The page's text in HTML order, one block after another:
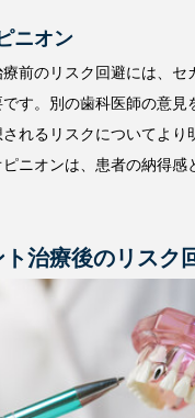
ニオン
前のリスク回避には、セ
す。別の歯科医師の意見
れるリスクについてより
ニオンは、患者の納得感
治療後のリスク